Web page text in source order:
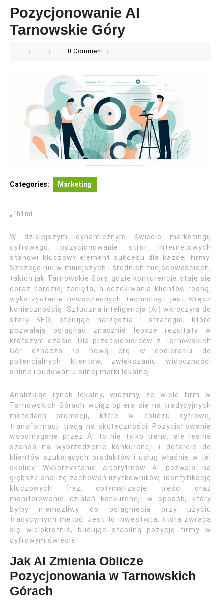
Pozycjonowanie AI
Tarnowskie Góry
0 Comment
Categories: Marketing
„`html
W dzisiejszym dynamicznym świecie marketingu
cyfrowego, pozycjonowanie stron internetowych
stanowi kluczowy element sukcesu dla każdej firmy.
Szczególnie w mniejszych i średnich miejscowościach,
takich jak Tarnowskie Góry, gdzie konkurencja staje się
coraz bardziej zacięta, a oczekiwania klientów rosną,
wykorzystanie nowoczesnych technologii jest wręcz
koniecznością. Sztuczna inteligencja (AI) wkroczyła do
sfery SEO, oferując narzędzia i strategie, które
pozwalają osiągnąć znacznie lepsze rezultaty w
krótszym czasie. Dla przedsiębiorców z Tarnowskich
Gór oznacza to nową erę w docieraniu do
potencjalnych klientów, zwiększaniu widoczności
online i budowaniu silnej marki lokalnej.
Analizując rynek lokalny, widzimy, że wiele firm w
Tarnowskich Górach wciąż opiera się na tradycyjnych
metodach promocji, które w obliczu cyfrowej
transformacji tracą na skuteczności. Pozycjonowanie
wspomagane przez AI to nie tylko trend, ale realna
szansa na wyprzedzenie konkurencji i dotarcie do
klientów szukających produktów i usług właśnie w tej
okolicy. Wykorzystanie algorytmów AI pozwala na
głębszą analizę zachowań użytkowników, identyfikację
kluczowych fraz, optymalizację treści oraz
monitorowanie działań konkurencji w sposób, który
byłby niemożliwy do osiągnięcia przy użyciu
tradycyjnych metod. Jest to inwestycja, która zwraca
się wielokrotnie, budując stabilną pozycję firmy w
cyfrowym świecie.
Jak AI Zmienia Oblicze
Pozycjonowania w Tarnowskich
Górach